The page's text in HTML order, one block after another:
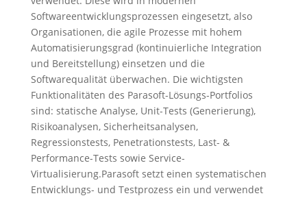
Softwareentwicklungsprozessen eingesetzt, also
Organisationen, die agile Prozesse mit hohem
Automatisierungsgrad (kontinuierliche Integration
und Bereitstellung) einsetzen und die
Softwarequalität überwachen. Die wichtigsten
Funktionalitäten des Parasoft-Lösungs-Portfolios
sind: statische Analyse, Unit-Tests (Generierung),
Risikoanalysen, Sicherheitsanalysen,
Regressionstests, Penetrationstests, Last- &
Performance-Tests sowie Service-
Virtualisierung.Parasoft setzt einen systematischen
Entwicklungs- und Testprozess ein und verwendet